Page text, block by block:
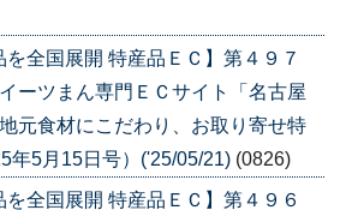
を全国展開 特産品ＥＣ】第４９７
ーツまん専門ＥＣサイト「名古屋
元食材にこだわり、お取り寄せ特
年5月15日号）('25/05/21) (0826)
を全国展開 特産品ＥＣ】第４９６